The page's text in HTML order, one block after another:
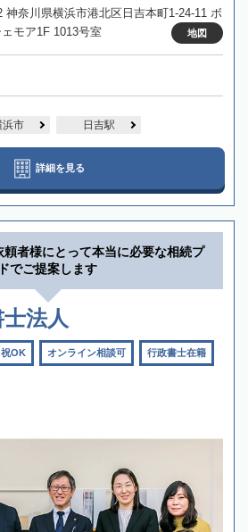
神奈川県横浜市港北区日吉本町1-24-11 ボ
モア1F 1013号室
地図
浜市 日吉駅
詳細を見る
頼者様にとって本当に必要な相続プ
でご提案します
法人
祝OK オンライン相談可 行政書士在籍